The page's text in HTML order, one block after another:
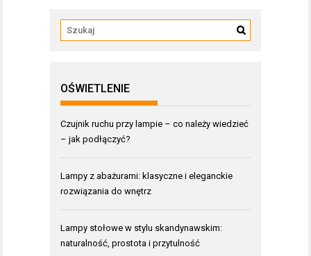
OŚWIETLENIE
Czujnik ruchu przy lampie – co należy wiedzieć
– jak podłączyć?
Lampy z abażurami: klasyczne i eleganckie
rozwiązania do wnętrz
Lampy stołowe w stylu skandynawskim:
naturalność, prostota i przytulność